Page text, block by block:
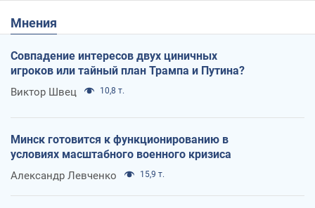
Мнения
Совпадение интересов двух циничных
игроков или тайный план Трампа и Путина?
Виктор Швец 10,8 т.
Минск готовится к функционированию в
условиях масштабного военного кризиса
Александр Левченко 15,9 т.